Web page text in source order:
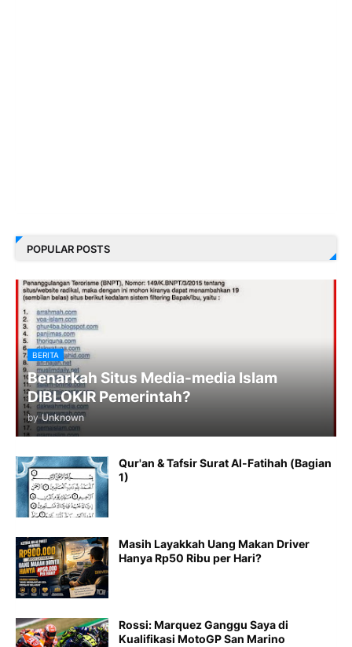
POPULAR POSTS
BERITA
Benarkah Situs Media-media Islam
DIBLOKIR Pemerintah?
by Unknown
Qur'an & Tafsir Surat Al-Fatihah (Bagian
1)
Masih Layakkah Uang Makan Driver
Hanya Rp50 Ribu per Hari?
Rossi: Marquez Ganggu Saya di
Kualifikasi MotoGP San Marino